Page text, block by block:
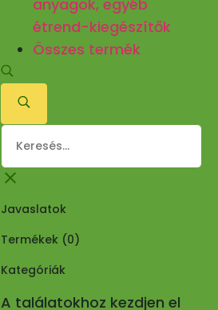
anyagok, egyéb
étrend-kiegészítők
Összes termék
Javaslatok
Termékek (0)
Kategóriák
A találatokhoz kezdjen el